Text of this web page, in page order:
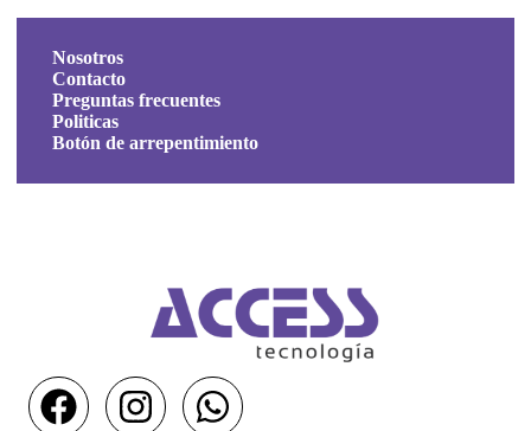
Nosotros
Contacto
Preguntas frecuentes
Politicas
Botón de arrepentimiento